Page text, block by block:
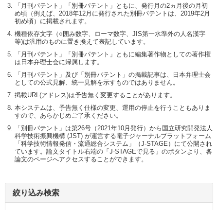
「月刊パテント」「別冊パテント」ともに、発行月の2ヵ月後の月初
め頃（例えば、2018年12月に発行された別冊パテントは、2019年2月
初め頃）に掲載されます。
機種依存文字（○囲み数字、ローマ数字、JIS第一水準外の人名漢字
等)は汎用のものに置き換えて表記しています。
「月刊パテント」「別冊パテント」ともに編集著作物としての著作権
は日本弁理士会に帰属します。
「月刊パテント」及び「別冊パテント」の掲載記事は、日本弁理士会
としての公式見解、統一見解を示すものではありません。
掲載URL(アドレス)は予告無く変更することがあります。
本システムは、予告無く仕様の変更、運用の停止を行うこともありま
すので、あらかじめご了承ください。
「別冊パテント」は第26号（2021年10月発行）から国立研究開発法人
科学技術振興機構 (JST) が運営する電子ジャーナルプラットフォーム
「科学技術情報発信・流通総合システム」（J-STAGE）にて公開され
ています。論文タイトル右端の「J-STAGEで見る」のボタンより、各
論文のページへアクセスすることができます。
絞り込み検索